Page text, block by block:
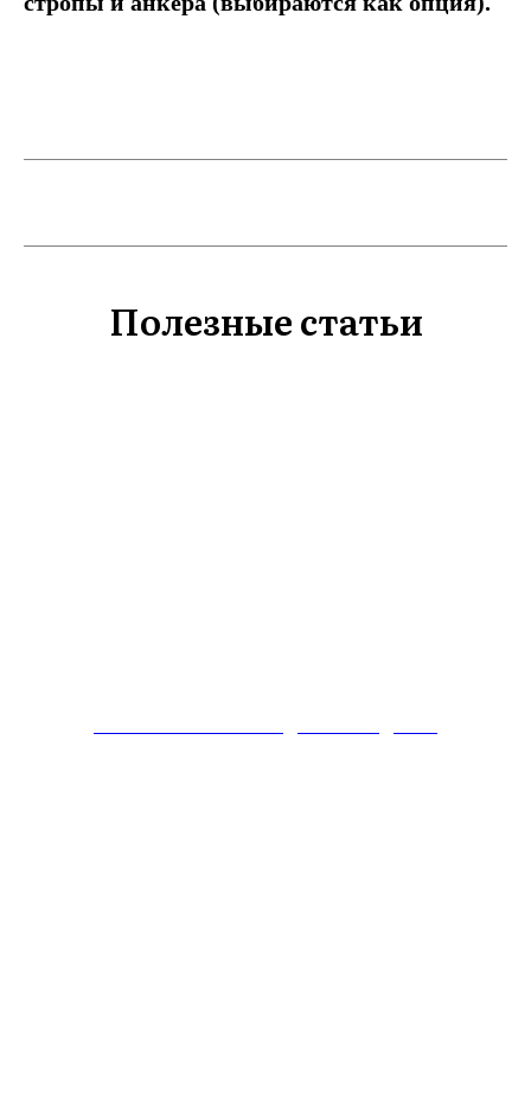
Полезные статьи